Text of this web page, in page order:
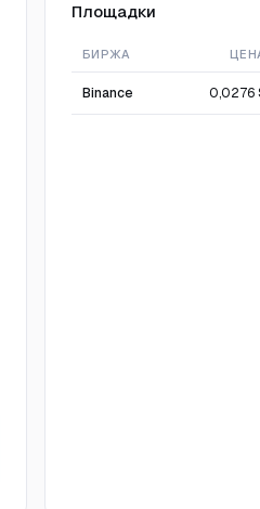
Площадки
БИРЖА
Binance 0,0276